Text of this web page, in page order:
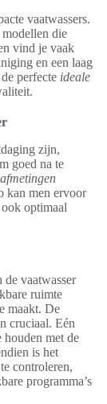
vaatwassers.
die
vind je vaak
en een laag
perfecte ideale
zijn,
goed na te
afmetingen
kan men ervoor
optimaal
de vaatwasser
ruimte
maakt. De
cruciaal. Eén
met de
is het
controleren,
programma’s